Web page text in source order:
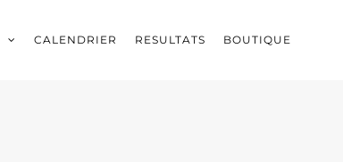
CALENDRIER RESULTATS BOUTIQUE